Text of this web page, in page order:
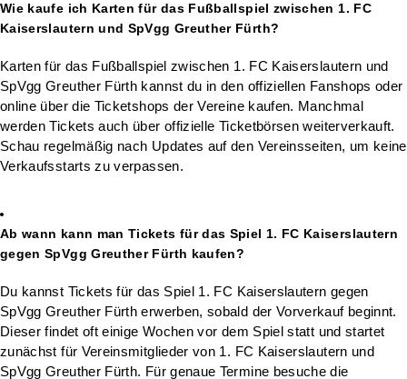
Wie kaufe ich Karten für das Fußballspiel zwischen 1. FC
Kaiserslautern und SpVgg Greuther Fürth?
Karten für das Fußballspiel zwischen 1. FC Kaiserslautern und
SpVgg Greuther Fürth kannst du in den offiziellen Fanshops oder
online über die Ticketshops der Vereine kaufen. Manchmal
werden Tickets auch über offizielle Ticketbörsen weiterverkauft.
Schau regelmäßig nach Updates auf den Vereinsseiten, um keine
Verkaufsstarts zu verpassen.
Ab wann kann man Tickets für das Spiel 1. FC Kaiserslautern
gegen SpVgg Greuther Fürth kaufen?
Du kannst Tickets für das Spiel 1. FC Kaiserslautern gegen
SpVgg Greuther Fürth erwerben, sobald der Vorverkauf beginnt.
Dieser findet oft einige Wochen vor dem Spiel statt und startet
zunächst für Vereinsmitglieder von 1. FC Kaiserslautern und
SpVgg Greuther Fürth. Für genaue Termine besuche die